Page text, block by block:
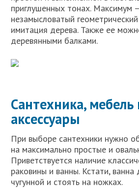
приглушенных тонах. Максимум
незамысловатый
имитация дерева. Также ее
деревянными балками.
Сантехника, мебель
аксессуары
При выборе сантехники нужно
на максимально простые и
Приветствуется наличие
раковины и ванны. Кстати,
чугунной и стоять на ножках.